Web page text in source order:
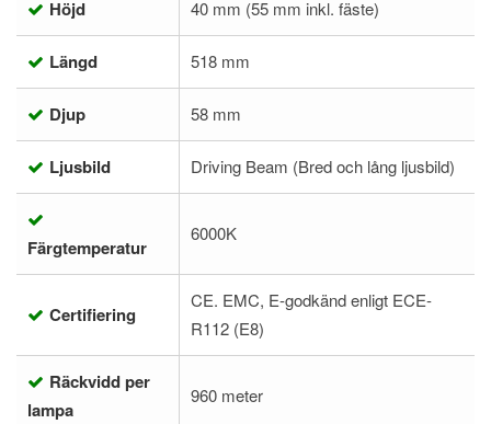
Höjd 40 mm (55 mm inkl. fäste)
Längd 518 mm
Djup 58 mm
Ljusbild Driving Beam (Bred och lång ljusbild)
Färgtemperatur
6000K
Certifiering
CE. EMC, E-godkänd enligt ECE-
R112 (E8)
Räckvidd per
lampa
960 meter